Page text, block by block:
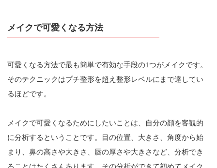
メイクで可愛くなる方法
可愛くなる方法で最も簡単で有効な手段の1つがメイクです。
そのテクニックはプチ整形を超え整形レベルにまで達してい
るほどです。
メイクで可愛くなるためにしたいことは、自分の顔を客観的
に分析するということです。目の位置、大きさ、角度から始
まり、鼻の高さや大きさ、唇の厚さや大きさなど、分析でき
ることはたくさんあります。その分析ができて初めてメイク